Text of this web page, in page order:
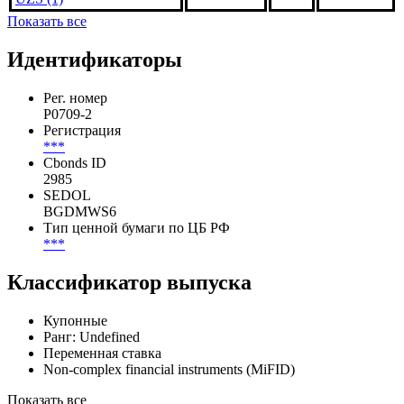
Показать все
Идентификаторы
Рег. номер
P0709-2
Регистрация
***
Cbonds ID
2985
SEDOL
BGDMWS6
Тип ценной бумаги по ЦБ РФ
***
Классификатор выпуска
Купонные
Ранг: Undefined
Переменная ставка
Non-complex financial instruments (MiFID)
Показать все